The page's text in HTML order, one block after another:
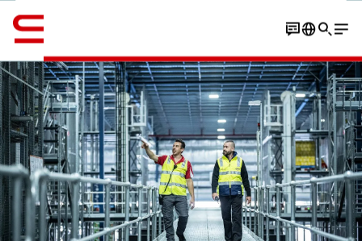
Resumen del contenido
Contacto
Inglés / English